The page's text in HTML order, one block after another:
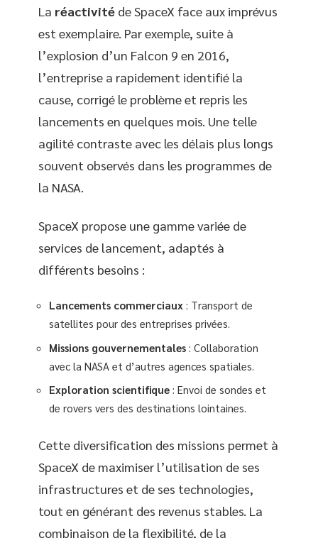
La réactivité de SpaceX face aux imprévus
est exemplaire. Par exemple, suite à
l’explosion d’un Falcon 9 en 2016,
l’entreprise a rapidement identifié la
cause, corrigé le problème et repris les
lancements en quelques mois. Une telle
agilité contraste avec les délais plus longs
souvent observés dans les programmes de
la NASA.
SpaceX propose une gamme variée de
services de lancement, adaptés à
différents besoins :
Lancements commerciaux : Transport de
satellites pour des entreprises privées.
Missions gouvernementales : Collaboration
avec la NASA et d’autres agences spatiales.
Exploration scientifique : Envoi de sondes et
de rovers vers des destinations lointaines.
Cette diversification des missions permet à
SpaceX de maximiser l’utilisation de ses
infrastructures et de ses technologies,
tout en générant des revenus stables. La
combinaison de la flexibilité, de la